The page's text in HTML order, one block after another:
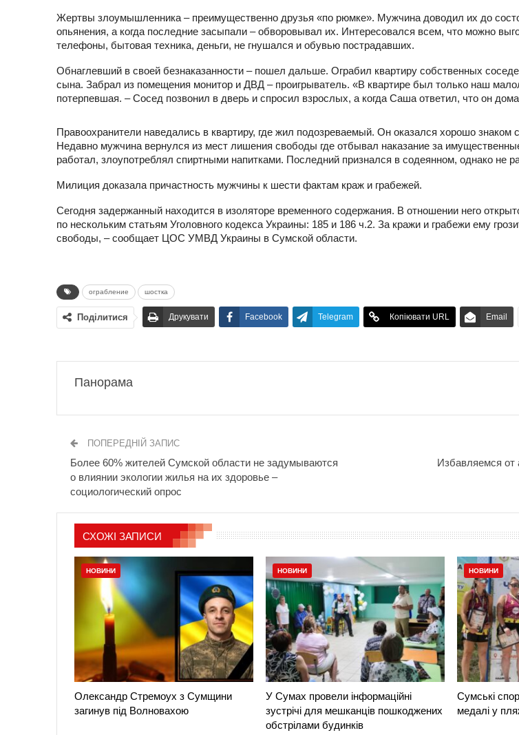
Жертвы злоумышленника – преимущественно друзья «по рюмке». Мужчина доводил их до
опьянения, а когда последние засыпали – обворовывал их. Интересовался всем, что можно
телефоны, бытовая техника, деньги, не гнушался и обувью пострадавших.
Обнаглевший в своей безнаказанности – пошел дальше. Ограбил квартиру собственных
сына. Забрал из помещения монитор и ДВД – проигрыватель. «В квартире был только наш
потерпевшая. – Сосед позвонил в дверь и спросил взрослых, а когда Саша ответил, что он
Правоохранители наведались в квартиру, где жил подозреваемый. Он оказался хорошо знаком
Недавно мужчина вернулся из мест лишения свободы где отбывал наказание за
работал, злоупотреблял спиртными напитками. Последний признался в содеянном, однако не
Милиция доказала причастность мужчины к шести фактам краж и грабежей.
Сегодня задержанный находится в изоляторе временного содержания. В отношении него
по нескольким статьям Уголовного кодекса Украины: 185 и 186 ч.2. За кражи и грабежи ему
свободы, – сообщает ЦОС УМВД Украины в Сумской области.
ограбление шостка
Поділитися Друкувати Facebook Telegram Копіювати URL Email
Панорама
ПОПЕРЕДНІЙ ЗАПИС
Более 60% жителей Сумской области не задумываются
о влиянии экологии жилья на их здоровье –
социологический опрос
Избавляемся от
СХОЖІ ЗАПИСИ
НОВИНИ
Олександр Стремоух з Сумщини
загинув під Волновахою
НОВИНИ
У Сумах провели інформаційні
зустрічі для мешканців пошкоджених
обстрілами будинків
НОВИНИ
Сумські
медалі у